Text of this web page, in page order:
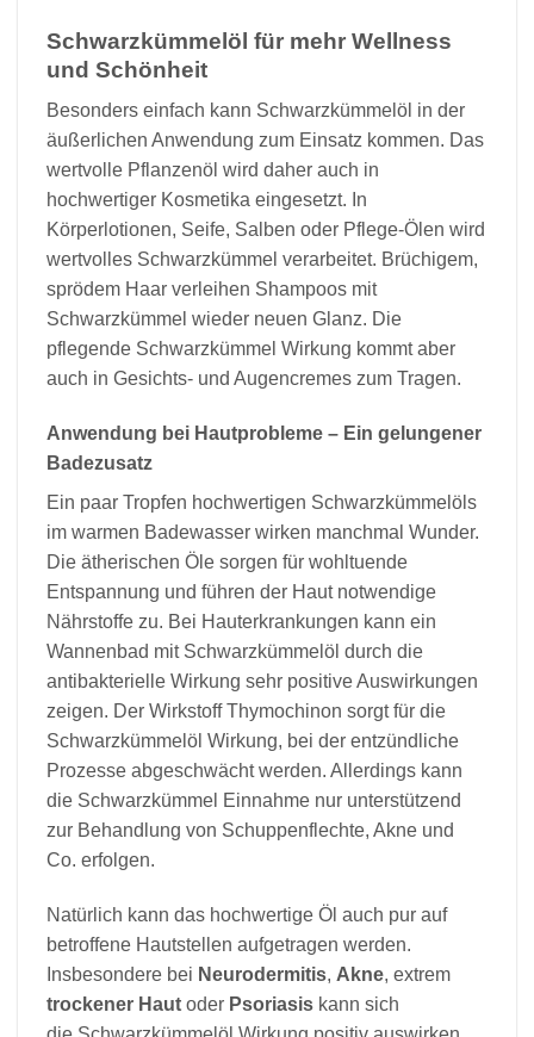
Schwarzkümmelöl für mehr Wellness
und Schönheit
Besonders einfach kann Schwarzkümmelöl in der
äußerlichen Anwendung zum Einsatz kommen. Das
wertvolle Pflanzenöl wird daher auch in
hochwertiger Kosmetika eingesetzt. In
Körperlotionen, Seife, Salben oder Pflege-Ölen wird
wertvolles Schwarzkümmel verarbeitet. Brüchigem,
sprödem Haar verleihen Shampoos mit
Schwarzkümmel wieder neuen Glanz. Die
pflegende Schwarzkümmel Wirkung kommt aber
auch in Gesichts- und Augencremes zum Tragen.
Anwendung bei Hautprobleme – Ein gelungener
Badezusatz
Ein paar Tropfen hochwertigen Schwarzkümmelöls
im warmen Badewasser wirken manchmal Wunder.
Die ätherischen Öle sorgen für wohltuende
Entspannung und führen der Haut notwendige
Nährstoffe zu. Bei Hauterkrankungen kann ein
Wannenbad mit Schwarzkümmelöl durch die
antibakterielle Wirkung sehr positive Auswirkungen
zeigen. Der Wirkstoff Thymochinon sorgt für die
Schwarzkümmelöl Wirkung, bei der entzündliche
Prozesse abgeschwächt werden. Allerdings kann
die Schwarzkümmel Einnahme nur unterstützend
zur Behandlung von Schuppenflechte, Akne und
Co. erfolgen.
Natürlich kann das hochwertige Öl auch pur auf
betroffene Hautstellen aufgetragen werden.
Insbesondere bei Neurodermitis, Akne, extrem
trockener Haut oder Psoriasis kann sich